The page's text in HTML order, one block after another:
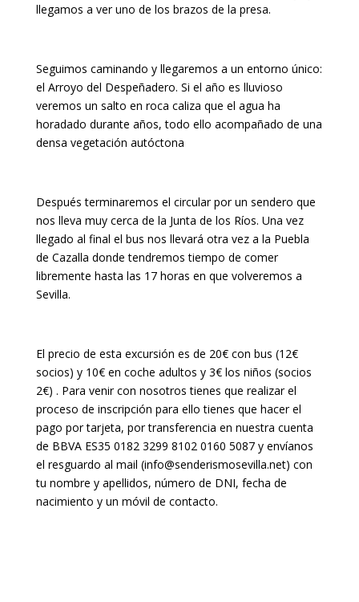
llegamos a ver uno de los brazos de la presa.
Seguimos caminando y llegaremos a un entorno único:
el Arroyo del Despeñadero. Si el año es lluvioso
veremos un salto en roca caliza que el agua ha
horadado durante años, todo ello acompañado de una
densa vegetación autóctona
Después terminaremos el circular por un sendero que
nos lleva muy cerca de la Junta de los Ríos. Una vez
llegado al final el bus nos llevará otra vez a la Puebla
de Cazalla donde tendremos tiempo de comer
libremente hasta las 17 horas en que volveremos a
Sevilla.
El precio de esta excursión es de 20€ con bus (12€
socios) y 10€ en coche adultos y 3€ los niños (socios
2€) . Para venir con nosotros tienes que realizar el
proceso de inscripción para ello tienes que hacer el
pago por tarjeta, por transferencia en nuestra cuenta
de BBVA ES35 0182 3299 8102 0160 5087 y envíanos
el resguardo al mail (info@senderismosevilla.net) con
tu nombre y apellidos, número de DNI, fecha de
nacimiento y un móvil de contacto.